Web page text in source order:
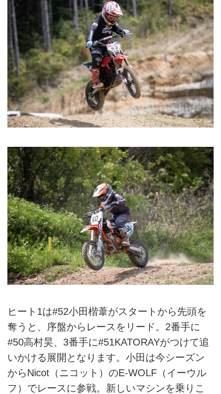
ヒート1は#52小田楷葦がスタートから先頭を
奪うと、序盤からレースをリード。2番手に
#50高村昊、3番手に#51KATORAYがつけて追
いかける展開となります。小田は今シーズン
からNicot（ニコット）のE-WOLF（イーウル
フ）でレースに参戦。新しいマシンを乗りこ